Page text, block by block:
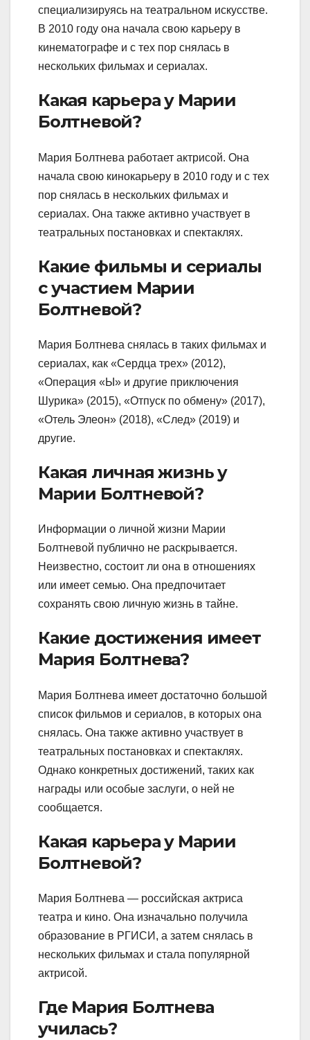
специализируясь на театральном искусстве.
В 2010 году она начала свою карьеру в
кинематографе и с тех пор снялась в
нескольких фильмах и сериалах.
Какая карьера у Марии
Болтневой?
Мария Болтнева работает актрисой. Она
начала свою кинокарьеру в 2010 году и с тех
пор снялась в нескольких фильмах и
сериалах. Она также активно участвует в
театральных постановках и спектаклях.
Какие фильмы и сериалы
с участием Марии
Болтневой?
Мария Болтнева снялась в таких фильмах и
сериалах, как «Сердца трех» (2012),
«Операция «Ы» и другие приключения
Шурика» (2015), «Отпуск по обмену» (2017),
«Отель Элеон» (2018), «След» (2019) и
другие.
Какая личная жизнь у
Марии Болтневой?
Информации о личной жизни Марии
Болтневой публично не раскрывается.
Неизвестно, состоит ли она в отношениях
или имеет семью. Она предпочитает
сохранять свою личную жизнь в тайне.
Какие достижения имеет
Мария Болтнева?
Мария Болтнева имеет достаточно большой
список фильмов и сериалов, в которых она
снялась. Она также активно участвует в
театральных постановках и спектаклях.
Однако конкретных достижений, таких как
награды или особые заслуги, о ней не
сообщается.
Какая карьера у Марии
Болтневой?
Мария Болтнева — российская актриса
театра и кино. Она изначально получила
образование в РГИСИ, а затем снялась в
нескольких фильмах и стала популярной
актрисой.
Где Мария Болтнева
училась?